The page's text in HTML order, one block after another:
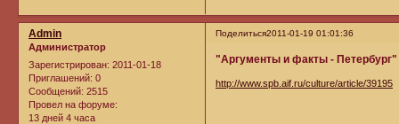
Поделиться2011-01-19 01:01:36
Admin
Администратор
Зарегистрирован: 2011-01-18
Приглашений: 0
Сообщений: 2515
Провел на форуме:
13 дней 4 часа
"Аргументы и факты -
http://www.spb.aif.ru/culture/article/39195